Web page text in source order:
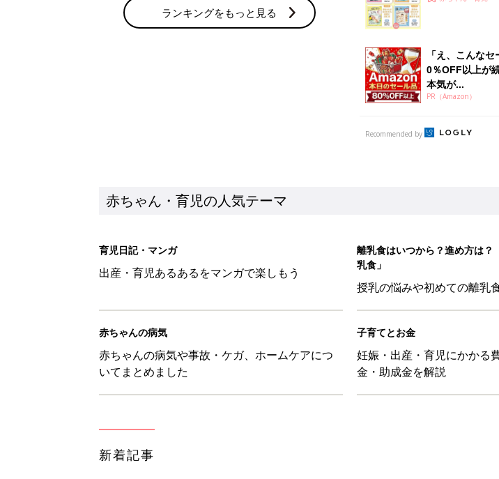
ランキングをもっと見る
「え、こんな
0％OFF以上が
本気が...
PR（Amazon）
Recommended by
赤ちゃん・育児の人気テーマ
育児日記・マンガ
出産・育児あるあるをマンガで楽しもう
離乳食はいつから？進め方は？
乳食」
授乳の悩みや初めての離乳
赤ちゃんの病気
赤ちゃんの病気や事故・ケガ、ホームケアにつ
いてまとめました
子育てとお金
妊娠・出産・育児にかかる
金・助成金を解説
新着記事